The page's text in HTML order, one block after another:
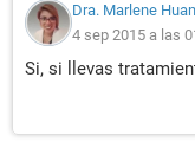
Dra. Marlene
4 sep 2015 a las
Si, si llevas